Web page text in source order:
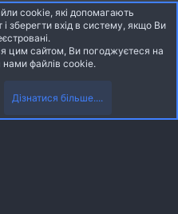
2026 XenForo Ltd.
2022 XenForo Ltd. | dev: Pages
cookie, які допомагають
зберегти вхід в систему, якщо Ви
цим сайтом, Ви погоджуєтеся на
нами файлів cookie.
Дізнатися більше....